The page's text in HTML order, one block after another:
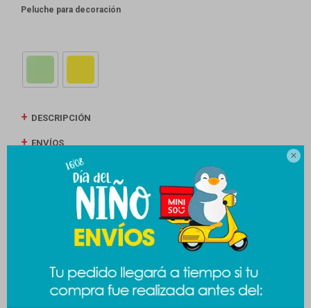

Peluche para decoración
DESCRIPCIÓN
ENVÍOS
CAMBIOS Y DEVOLUCIONES
MEDIOS DE PAGO
Productos que te pueden interesar